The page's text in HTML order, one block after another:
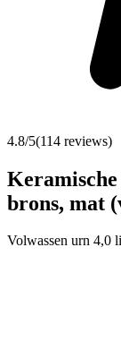
4.8/5(114 reviews)
brons, mat
Volwassen urn 4,0